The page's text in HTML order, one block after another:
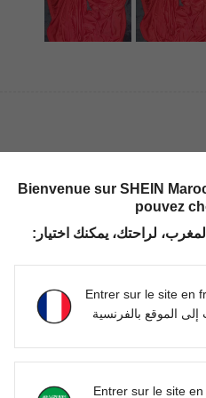
78 cm / 31 in, Taille: 64 cm / 25 in,
lbs
aimé
Bienvenue sur SHEIN
pouvez
لراحتك، يمكنك اختيار:
Entrer sur le site en
إلى الموقع بالفرنسية
Entrer sur le site